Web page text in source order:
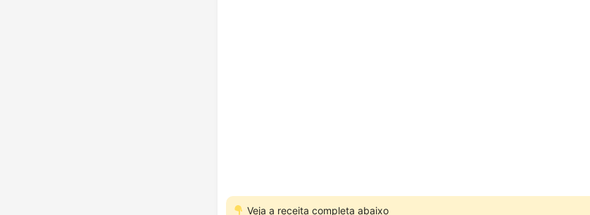
Veja a receita completa abaixo